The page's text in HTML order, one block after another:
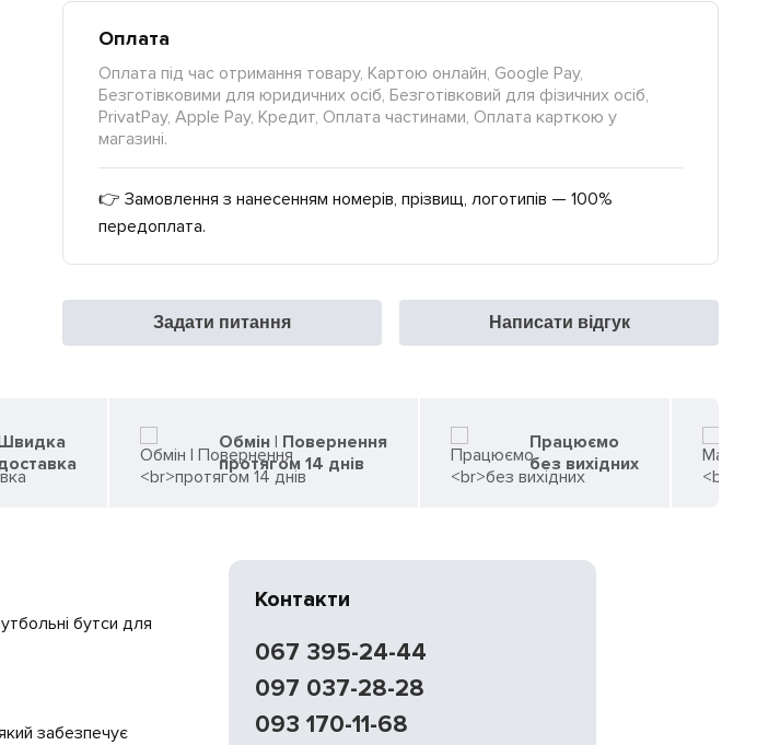
Оплата
Оплата під час отримання товару, Картою онлайн, Google Pay,
Безготівковими для юридичних осіб, Безготівковий для фізичних осіб,
PrivatPay, Apple Pay, Кредит, Оплата частинами, Оплата карткою у
магазині.
👉 Замовлення з нанесенням номерів, прізвищ, логотипів — 100%
передоплата.
Задати питання Написати відгук
Обмін | Повернення
протягом 14 днів
Працюємо
без вихідних
бутси для
забезпечує
Контакти
067 395-24-44
097 037-28-28
093 170-11-68